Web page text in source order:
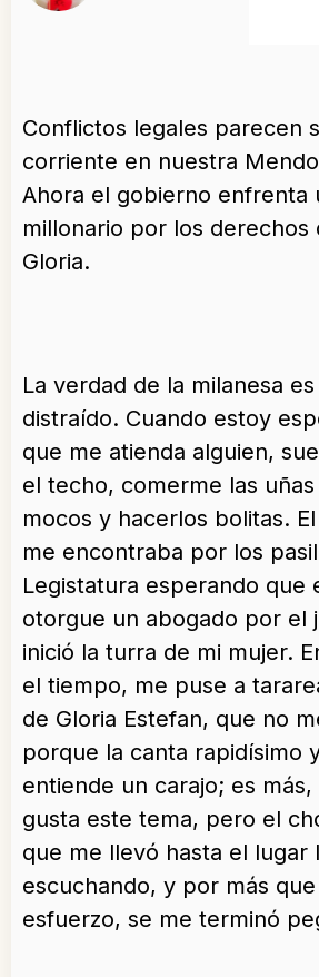
Conflictos legales parecen
corriente en nuestra
Ahora el gobierno enfrenta
millonario por los derechos
Gloria.
La verdad de la milanesa
distraído. Cuando estoy
que me atienda alguien,
el techo, comerme las
mocos y hacerlos bolitas.
me encontraba por los
Legistatura esperando que
otorgue un abogado por el
inició la turra de mi mujer.
el tiempo, me puse a
de Gloria Estefan, que no
porque la canta rapidísimo
entiende un carajo; es
gusta este tema, pero el
que me llevó hasta el lugar
escuchando, y por más
esfuerzo, se me terminó